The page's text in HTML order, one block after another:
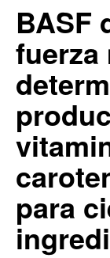
BASF
fuerza
para